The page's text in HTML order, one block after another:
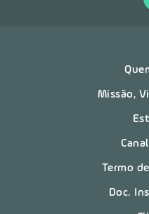
Missão,
Termo
Doc.